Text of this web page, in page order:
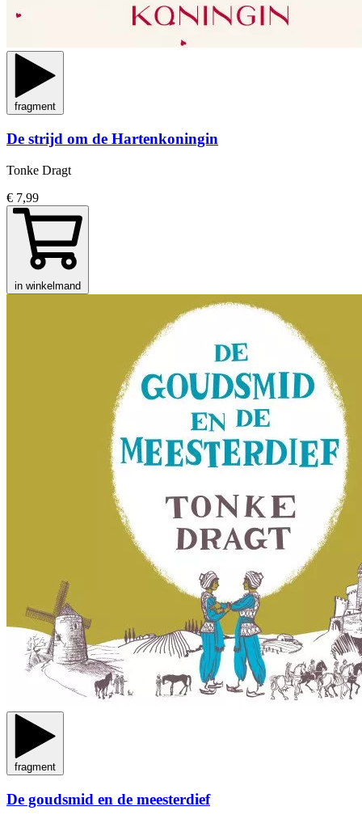
fragment
De strijd om de Hartenkoningin
Tonke Dragt
€ 7,99
in winkelmand
fragment
De goudsmid en de meesterdief